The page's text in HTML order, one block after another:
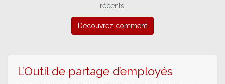
récents.
Découvrez comment
L’Outil de partage d’employés